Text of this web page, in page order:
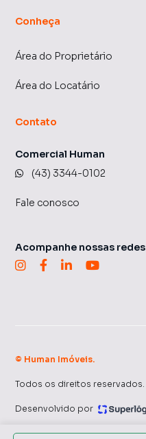
Conheça
Área do Proprietário
Área do Locatário
Contato
Comercial Human
(43) 3344-0102
Fale conosco
Acompanhe nossas redes
© Human Imóveis.
Todos os direitos reservados.
Desenvolvido por